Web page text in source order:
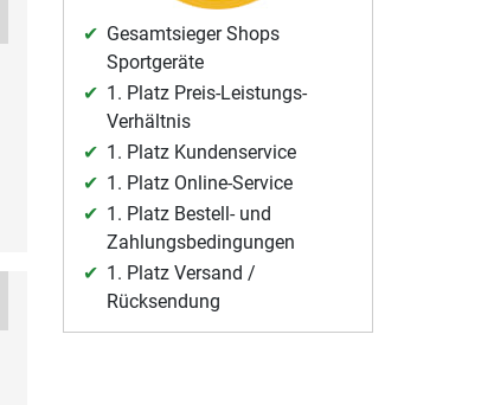
Gesamtsieger Shops
Sportgeräte
1. Platz Preis-Leistungs-
Verhältnis
1. Platz Kundenservice
1. Platz Online-Service
1. Platz Bestell- und
Zahlungsbedingungen
1. Platz Versand /
Rücksendung